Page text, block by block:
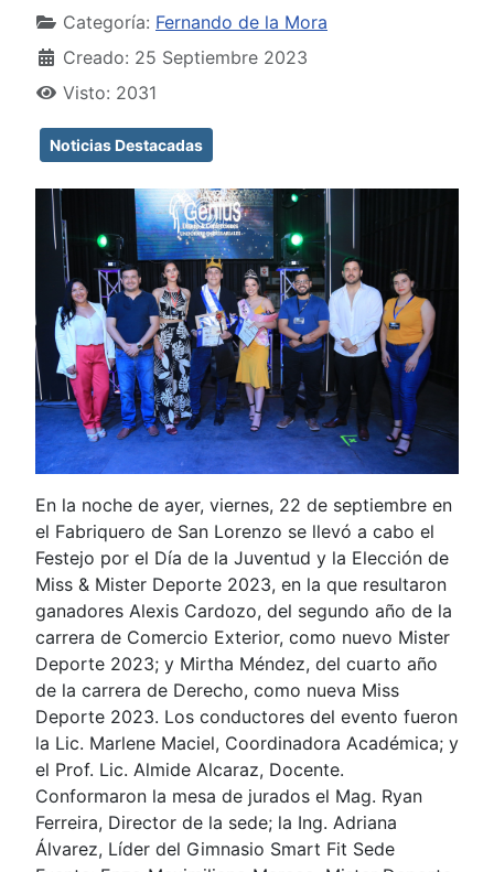
Categoría: Fernando de la Mora
Creado: 25 Septiembre 2023
Visto: 2031
Noticias Destacadas
En la noche de ayer, viernes, 22 de septiembre en
el Fabriquero de San Lorenzo se llevó a cabo el
Festejo por el Día de la Juventud y la Elección de
Miss & Mister Deporte 2023, en la que resultaron
ganadores Alexis Cardozo, del segundo año de la
carrera de Comercio Exterior, como nuevo Mister
Deporte 2023; y Mirtha Méndez, del cuarto año
de la carrera de Derecho, como nueva Miss
Deporte 2023. Los conductores del evento fueron
la Lic. Marlene Maciel, Coordinadora Académica; y
el Prof. Lic. Almide Alcaraz, Docente.
Conformaron la mesa de jurados el Mag. Ryan
Ferreira, Director de la sede; la Ing. Adriana
Álvarez, Líder del Gimnasio Smart Fit Sede